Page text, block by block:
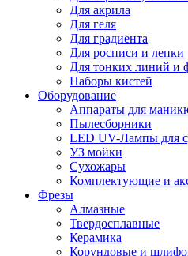
Для акрила
Для геля
Для градиента
Для росписи и лепки
Для тонких линий и
Наборы кистей
Оборудование
Аппараты для
Пылесборники
LED UV-Лампы для
УЗ мойки
Сухожары
Комплектующие и
Фрезы
Алмазные
Твердосплавные
Керамика
Корундовые и